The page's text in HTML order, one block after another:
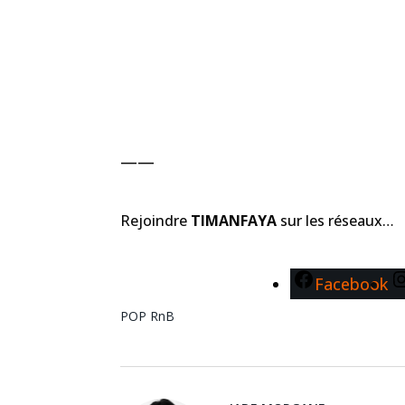
——
Rejoindre TIMANFAYA sur les réseaux…
Facebook
POP RnB